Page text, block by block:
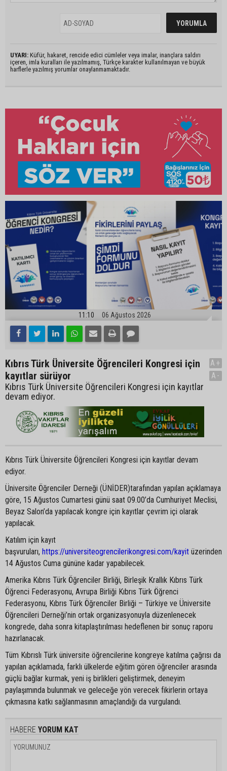
UYARI: Küfür, hakaret, rencide edici cümleler veya imalar, inançlara saldırı
içeren, imla kuralları ile yazılmamış, Türkçe karakter kullanılmayan ve büyük
harflerle yazılmış yorumlar onaylanmamaktadır.
11:10 06 Ağustos 2026
Kıbrıs Türk Üniversite Öğrencileri Kongresi için
kayıtlar sürüyor
Kıbrıs Türk Üniversite Öğrencileri Kongresi için kayıtlar
devam ediyor.
A+
A-
Kıbrıs Türk Üniversite Öğrencileri Kongresi için kayıtlar devam
ediyor.
Üniversite Öğrenciler Derneği (ÜNİDER)tarafından yapılan açıklamaya
göre, 15 Ağustos Cumartesi günü saat 09.00’da Cumhuriyet Meclisi,
Beyaz Salon’da yapılacak kongre için kayıtlar çevrim içi olarak
yapılacak.
Katılım için kayıt
başvuruları, https://universiteogrencilerikongresi.com/kayit üzerinden
14 Ağustos Cuma gününe kadar yapabilecek.
Amerika Kıbrıs Türk Öğrenciler Birliği, Birleşik Krallık Kıbrıs Türk
Öğrenci Federasyonu, Avrupa Birliği Kıbrıs Türk Öğrenci
Federasyonu, Kıbrıs Türk Öğrenciler Birliği – Türkiye ve Üniversite
Öğrencileri Derneği’nin ortak organizasyonuyla düzenlenecek
kongrede, daha sonra kitaplaştırılması hedeflenen bir sonuç raporu
hazırlanacak.
Tüm Kıbrıslı Türk üniversite öğrencilerine kongreye katılma çağrısı da
yapılan açıklamada, farklı ülkelerde eğitim gören öğrenciler arasında
güçlü bağlar kurmak, yeni iş birlikleri geliştirmek, deneyim
paylaşımında bulunmak ve geleceğe yön verecek fikirlerin ortaya
çıkmasına katkı sağlanmasının amaçlandığı da vurgulandı.
HABERE YORUM KAT